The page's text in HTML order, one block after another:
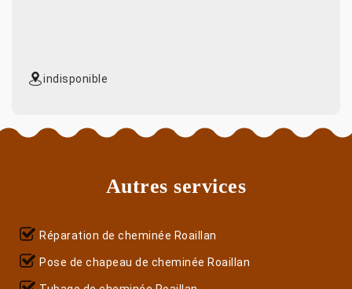
indisponible
Autres services
Réparation de cheminée Roaillan
Pose de chapeau de cheminée Roaillan